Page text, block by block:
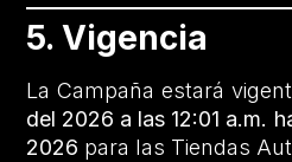
5. Vigencia
La Campaña estará
del 2026 a las 12:01 a.m.
2026 para las Tiendas